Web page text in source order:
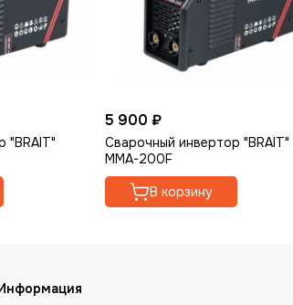
"BRAIT"
5 900 ₽
Сварочный инвертор "BRAIT"
MMA-200F
В корзину